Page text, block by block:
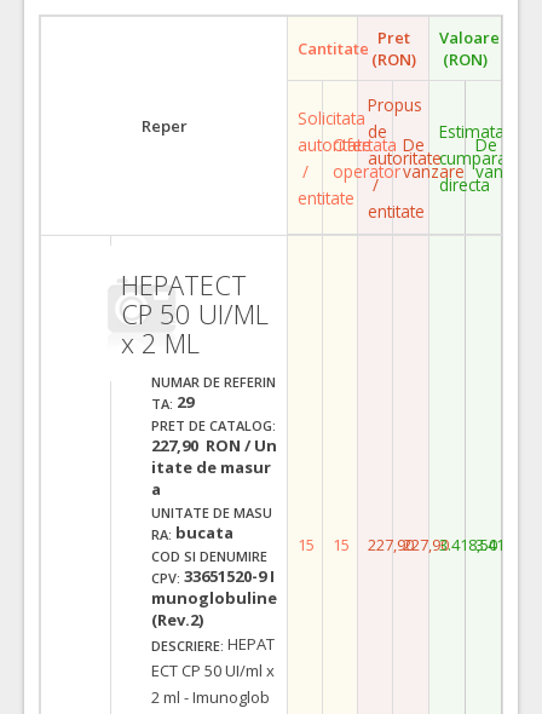
Reper
Cantitate Pret
(RON)
Valoare
(RON)
Solicitata
autoritate
/
entitate
Ofertata
operator
Propus
de
autoritate
/
entitate
De
vanzare
Estimata
cumparare
directa
De
vanzare
HEPATECT
CP 50 UI/ML
x 2 ML
NUMAR DE REFERIN
TA: 29
PRET DE CATALOG:
227,90 RON / Un
itate de masur
a
UNITATE DE MASU
RA: bucata
COD SI DENUMIRE
CPV: 33651520-9 I
munoglobuline
(Rev.2)
DESCRIERE: HEPAT
ECT CP 50 UI/ml x
2 ml - Imunoglob
15 15 227,90227,903.418,503.418,50